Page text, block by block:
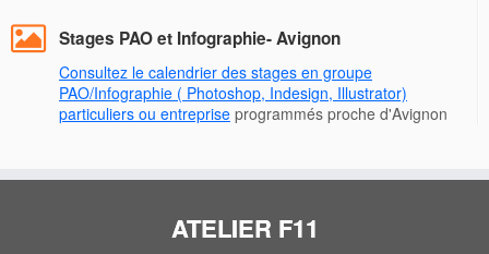
Stages PAO et Infographie- Avignon
Consultez le calendrier des stages en groupe
PAO/Infographie ( Photoshop, Indesign, Illustrator)
particuliers ou entreprise programmés proche d'Avignon
ATELIER F11